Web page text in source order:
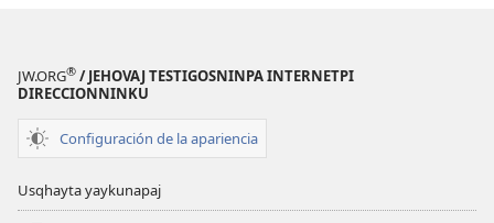
JW.ORG® / JEHOVAJ TESTIGOSNINPA INTERNETPI
DIRECCIONNINKU
Configuración de la apariencia
Usqhayta yaykunapaj